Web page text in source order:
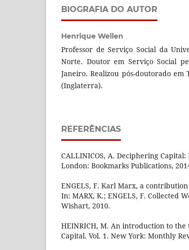
BIOGRAFIA DO AUTOR
Henrique Wellen
Professor de Serviço Social da
Norte. Doutor em Serviço Social
Janeiro. Realizou pós-doutorado
(Inglaterra).
REFERÊNCIAS
CALLINICOS, A. Deciphering
London: Bookmarks Publications,
ENGELS, F. Karl Marx, a
In: MARX, K.; ENGELS, F. Collected
Wishart, 2010.
HEINRICH, M. An introduction to the
Capital. Vol. 1. New York: Monthly